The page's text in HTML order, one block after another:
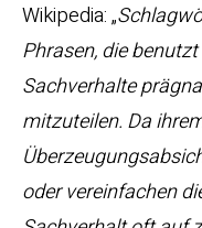
Wikipedia: „
Phrasen, die
Sachverhalte
mitzuteilen. Da
oder vereinfachen